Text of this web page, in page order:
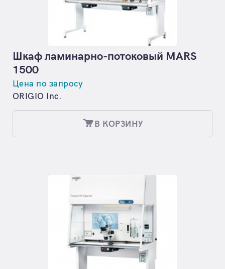
Шкаф ламинарно-потоковый MARS
1500
Цена по запросу
ORIGIO Inc.
В КОРЗИНУ